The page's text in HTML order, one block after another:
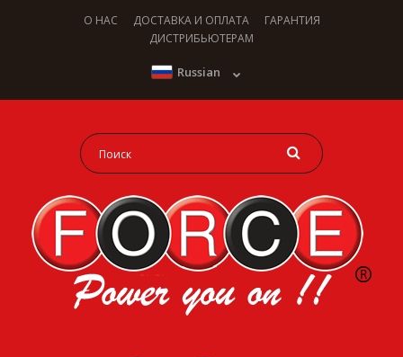
О НАС ДОСТАВКА И ОПЛАТА
ГАРАНТИЯ
ДИСТРИБЬЮТЕРАМ
Russian